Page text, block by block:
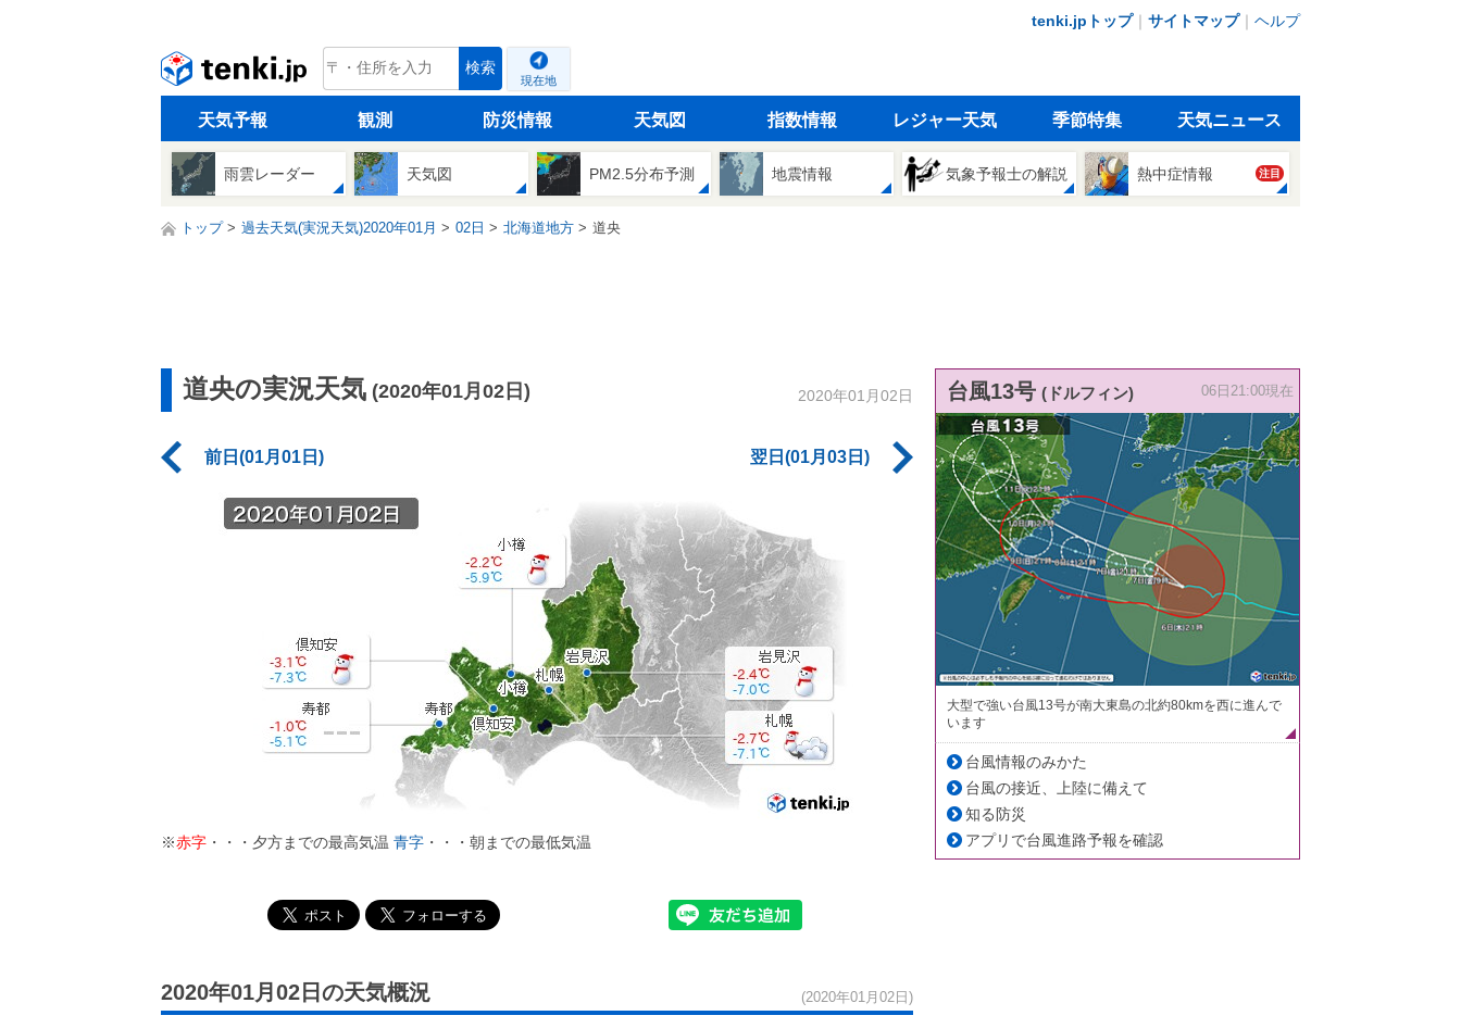
tenki.jpトップ｜ サイトマップ｜ ヘルプ
tenki.jp 検索
現在地
天気予報 観測 防災情報 天気図 指数情報 レジャー天気 季節特集 天気ニュース
雨雲レーダー 天気図 PM2.5分布予測 地震情報 気象予報士の解説 熱中症情報 注目
トップ 過去天気(実況天気)2020年01月 02日 北海道地方 道央
道央の実況天気 (2020年01月02日) 2020年01月02日
前日(01月01日) 翌日(01月03日)
※赤字 ・・・夕方までの最高気温 青字 ・・・朝までの最低気温
2020年01月02日の天気概況 (2020年01月02日)
台風13号 (ドルフィン) 06日21:00現在
大型で強い台風13号が南大東島の北約80kmを西に進んで
います
台風情報のみかた
台風の接近、上陸に備えて
知る防災
アプリで台風進路予報を確認